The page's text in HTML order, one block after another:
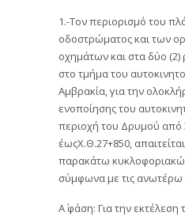
1.-Τον περιορισμό του
οδοστρώματος και των
οχημάτων και στα δύο
στο τμήμα του
Αμβρακία, για την
ενοποίησης του
περιοχή του Δρυμού από
έωςΧ.Θ.27+850,
παρακάτω
σύμφωνα με τις ανωτέρω
Α΄ φάση: Για την